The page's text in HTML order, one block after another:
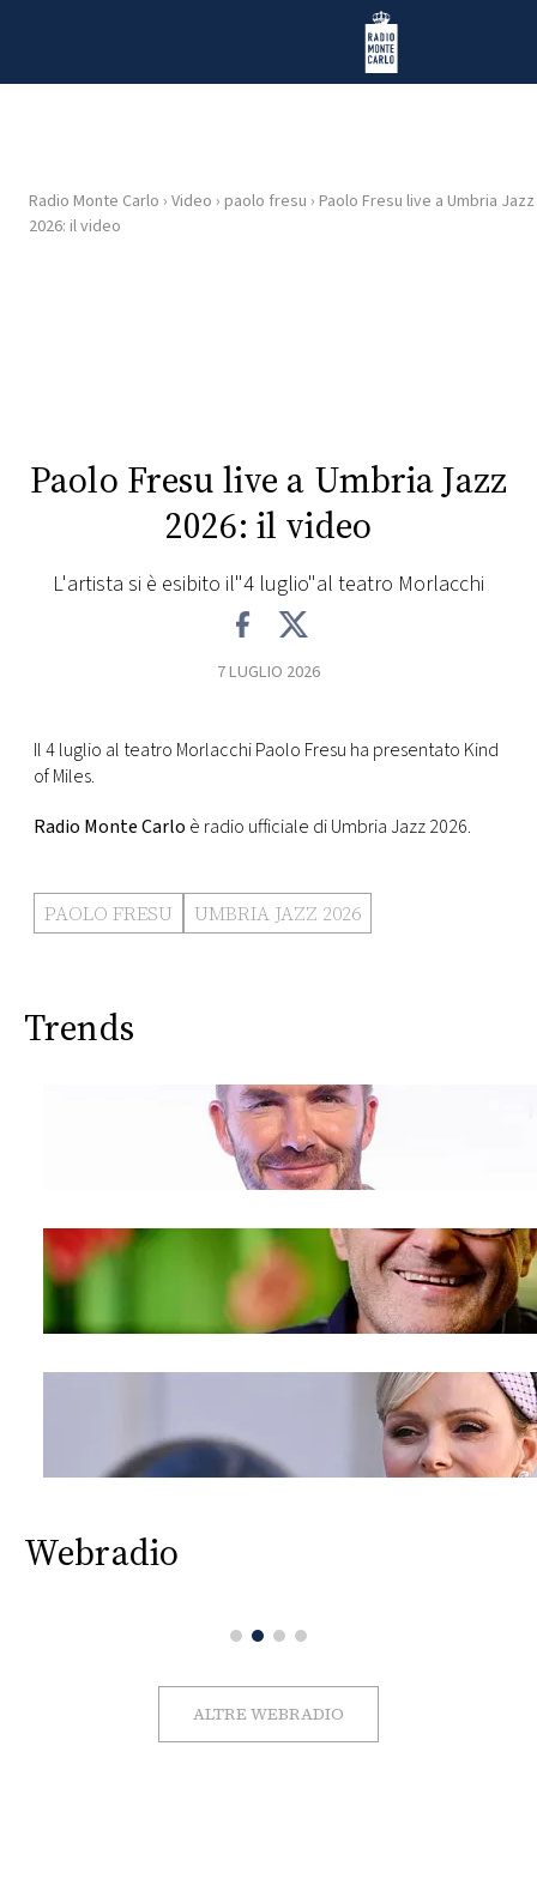
Radio Monte Carlo
HOME
FOTO
PRINCIPATO
Radio Monte Carlo › Video › paolo fresu › Paolo Fresu live a Umbria Jazz
2026: il video
Paolo Fresu live a Umbria Jazz
2026: il video
L'artista si è esibito il"4 luglio"al teatro Morlacchi
7 LUGLIO 2026
Il 4 luglio al teatro Morlacchi Paolo Fresu ha presentato Kind
of Miles.
Radio Monte Carlo è radio ufficiale di Umbria Jazz 2026.
PAOLO FRESU UMBRIA JAZZ 2026
Trends
Webradio
ALTRE WEBRADIO